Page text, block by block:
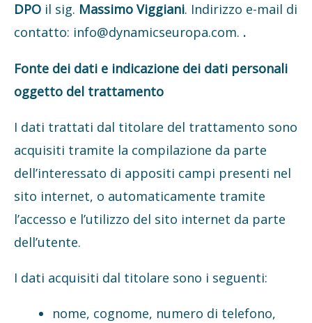
DPO il sig. Massimo Viggiani. Indirizzo e-mail di
contatto: info@dynamicseuropa.com. .
Fonte dei dati e indicazione dei dati personali
oggetto del trattamento
I dati trattati dal titolare del trattamento sono
acquisiti tramite la compilazione da parte
dell’interessato di appositi campi presenti nel
sito internet, o automaticamente tramite
l’accesso e l’utilizzo del sito internet da parte
dell’utente.
I dati acquisiti dal titolare sono i seguenti:
nome, cognome, numero di telefono,